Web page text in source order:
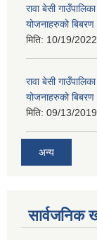
रावा बेसी
योजनाहरुको बिबरण
मिति: 10/19/
रावा बेसी
योजनाहरुको बिबरण
मिति: 09/13/
अन्य
सार्वजनिक